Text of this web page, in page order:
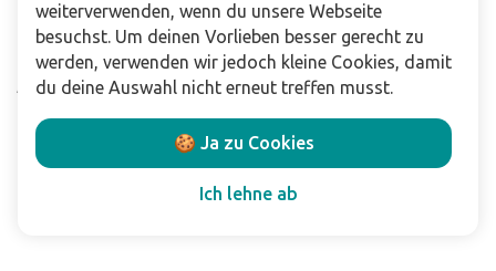
Impressum
Datenschutzbestimmungen
Allgemeine Verkaufs- und Lieferbedingungen
Haftungsausschluss
weiterverwenden, wenn du unsere Webseite
besuchst. Um deinen Vorlieben besser gerecht zu
werden, verwenden wir jedoch kleine Cookies, damit
du deine Auswahl nicht erneut treffen musst.
🍪 Ja zu Cookies
Ich lehne ab